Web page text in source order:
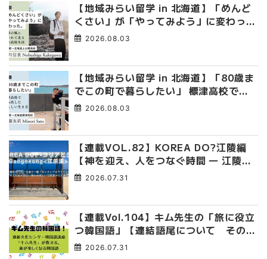
【地域みらい留学 in 北海道】「めんど
くさい」が「やってみよう」に変わっ
た。 十勝の風に吹かれて走る、僕の泥
2026.08.03
【地域みらい留学 in 北海道】「80歳ま
でこの町で暮らしたい」 標津高校で踏
み出した、私らしい生き方
2026.08.03
【連載VOL.82】KOREA DO?江陵編
【神を迎え、人をつなぐ時間 ― 江陵端
午祭 】
2026.07.31
【連載Vol.104】キム先生の「旅に役立
つ韓国語」【連結語尾について その
4】2026.07.31